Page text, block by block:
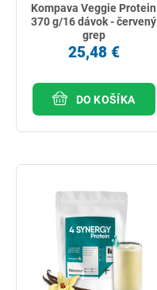
Kompava Veggie Protein
370 g/16 dávok - červený
grep
25,48 €
DO KOŠÍKA